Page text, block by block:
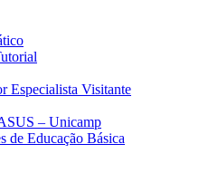
Especialista Visitante
– Unicamp
de Educação Básica